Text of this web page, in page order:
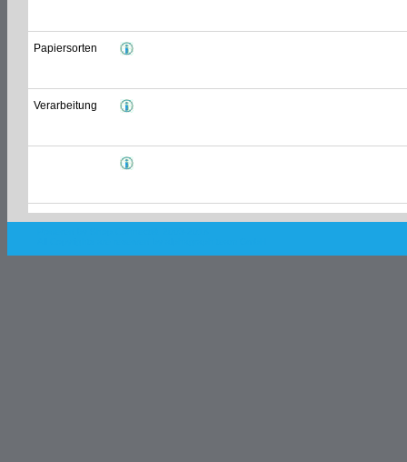
Papiersorten
Verarbeitung